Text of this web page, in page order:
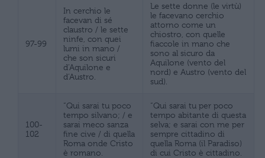
97-99
In cerchio le
facevan di sé
claustro / le sette
ninfe, con quei
lumi in mano /
che son sicuri
d’Aquilone e
d’Austro.
Le sette donne (le virtù)
le facevano cerchio
attorno come un
chiostro, con quelle
fiaccole in mano che
sono al sicuro da
Aquilone (vento del
nord) e Austro (vento del
sud).
100-
102
“Qui sarai tu poco
tempo silvano; / e
sarai meco sanza
fine cive / di quella
Roma onde Cristo
è romano.
“Qui sarai tu per poco
tempo abitante di questa
selva; e sarai con me per
sempre cittadino di
quella Roma (il Paradiso)
di cui Cristo è cittadino.